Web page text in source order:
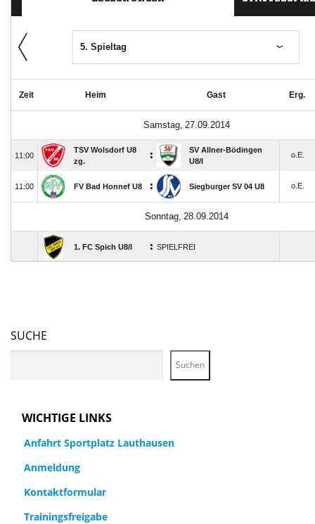
SUCHE
Suchen
WICHTIGE LINKS
Anfahrt Sportplatz Lauthausen
Anmeldung
Kontaktformular
Trainingsfreigabe